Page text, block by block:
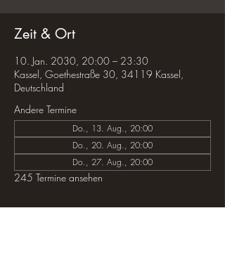
Zeit & Ort
10. Jan. 2030, 20:00 – 23:30
Kassel, Goethestraße 30, 34119 Kassel,
Deutschland
Andere Termine
Do., 13. Aug., 20:00
Do., 20. Aug., 20:00
Do., 27. Aug., 20:00
245 Termine ansehen